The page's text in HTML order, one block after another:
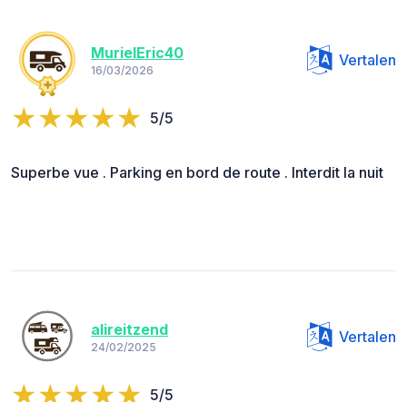
MurielEric40
16/03/2026
Vertalen
5/5
Superbe vue . Parking en bord de route . Interdit la nuit
alireitzend
24/02/2025
Vertalen
5/5